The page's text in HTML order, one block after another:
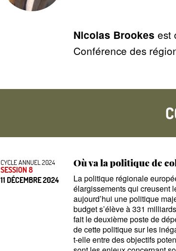
Nicolas Brookes est
Conférence des
CYCLE ANNUEL 2024
SESSION 8
11 DÉCEMBRE 2024
Où va la politique de
La politique régionale
élargissements qui creusent
aujourd’hui une politique
budget s’élève à 331
fait le deuxième poste de
de cette politique sur les
t-elle entre des objectifs